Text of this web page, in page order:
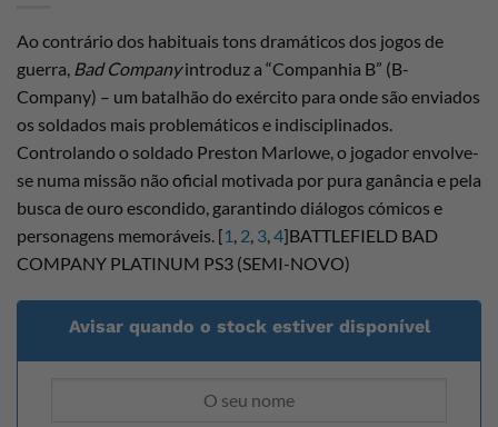
Ao contrário dos habituais tons dramáticos dos jogos de
guerra, Bad Companyintroduz a “Companhia B” (B-
Company) – um batalhão do exército para onde são enviados
os soldados mais problemáticos e indisciplinados.
Controlando o soldado Preston Marlowe, o jogador envolve-
se numa missão não oficial motivada por pura ganância e pela
busca de ouro escondido, garantindo diálogos cómicos e
personagens memoráveis. [1, 2, 3,4]BATTLEFIELD BAD
COMPANY PLATINUM PS3 (SEMI-NOVO)
Avisar quando o stock estiver disponível